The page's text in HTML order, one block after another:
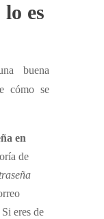
es
buena
cómo se
en
de
eres de